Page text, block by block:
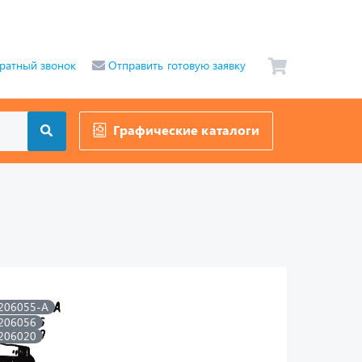
звонок Отправить готовую заявку
Графические каталоги
А